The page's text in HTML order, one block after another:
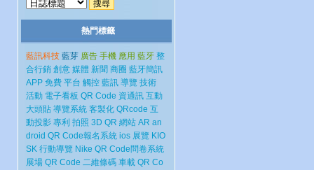
熱門標籤
藍訊科技 藍芽 廣告 手機 應用 藍牙 整
合行銷 創意 媒體 新聞 商圈 藍牙簡訊
APP 免費 平台 觸控 藍訊 導覽 技術
活動 電子看板 QR Code 資通訊 互動
大頭貼 導覽系統 客製化 QRcode 互
動投影 專利 拍照 3D QR 網站 AR an
droid QR Code報名系統 ios 展覽 KIO
SK 行動導覽 Nike QR Code問卷系統
展場 QR Code 二維條碼 車載 QR Co